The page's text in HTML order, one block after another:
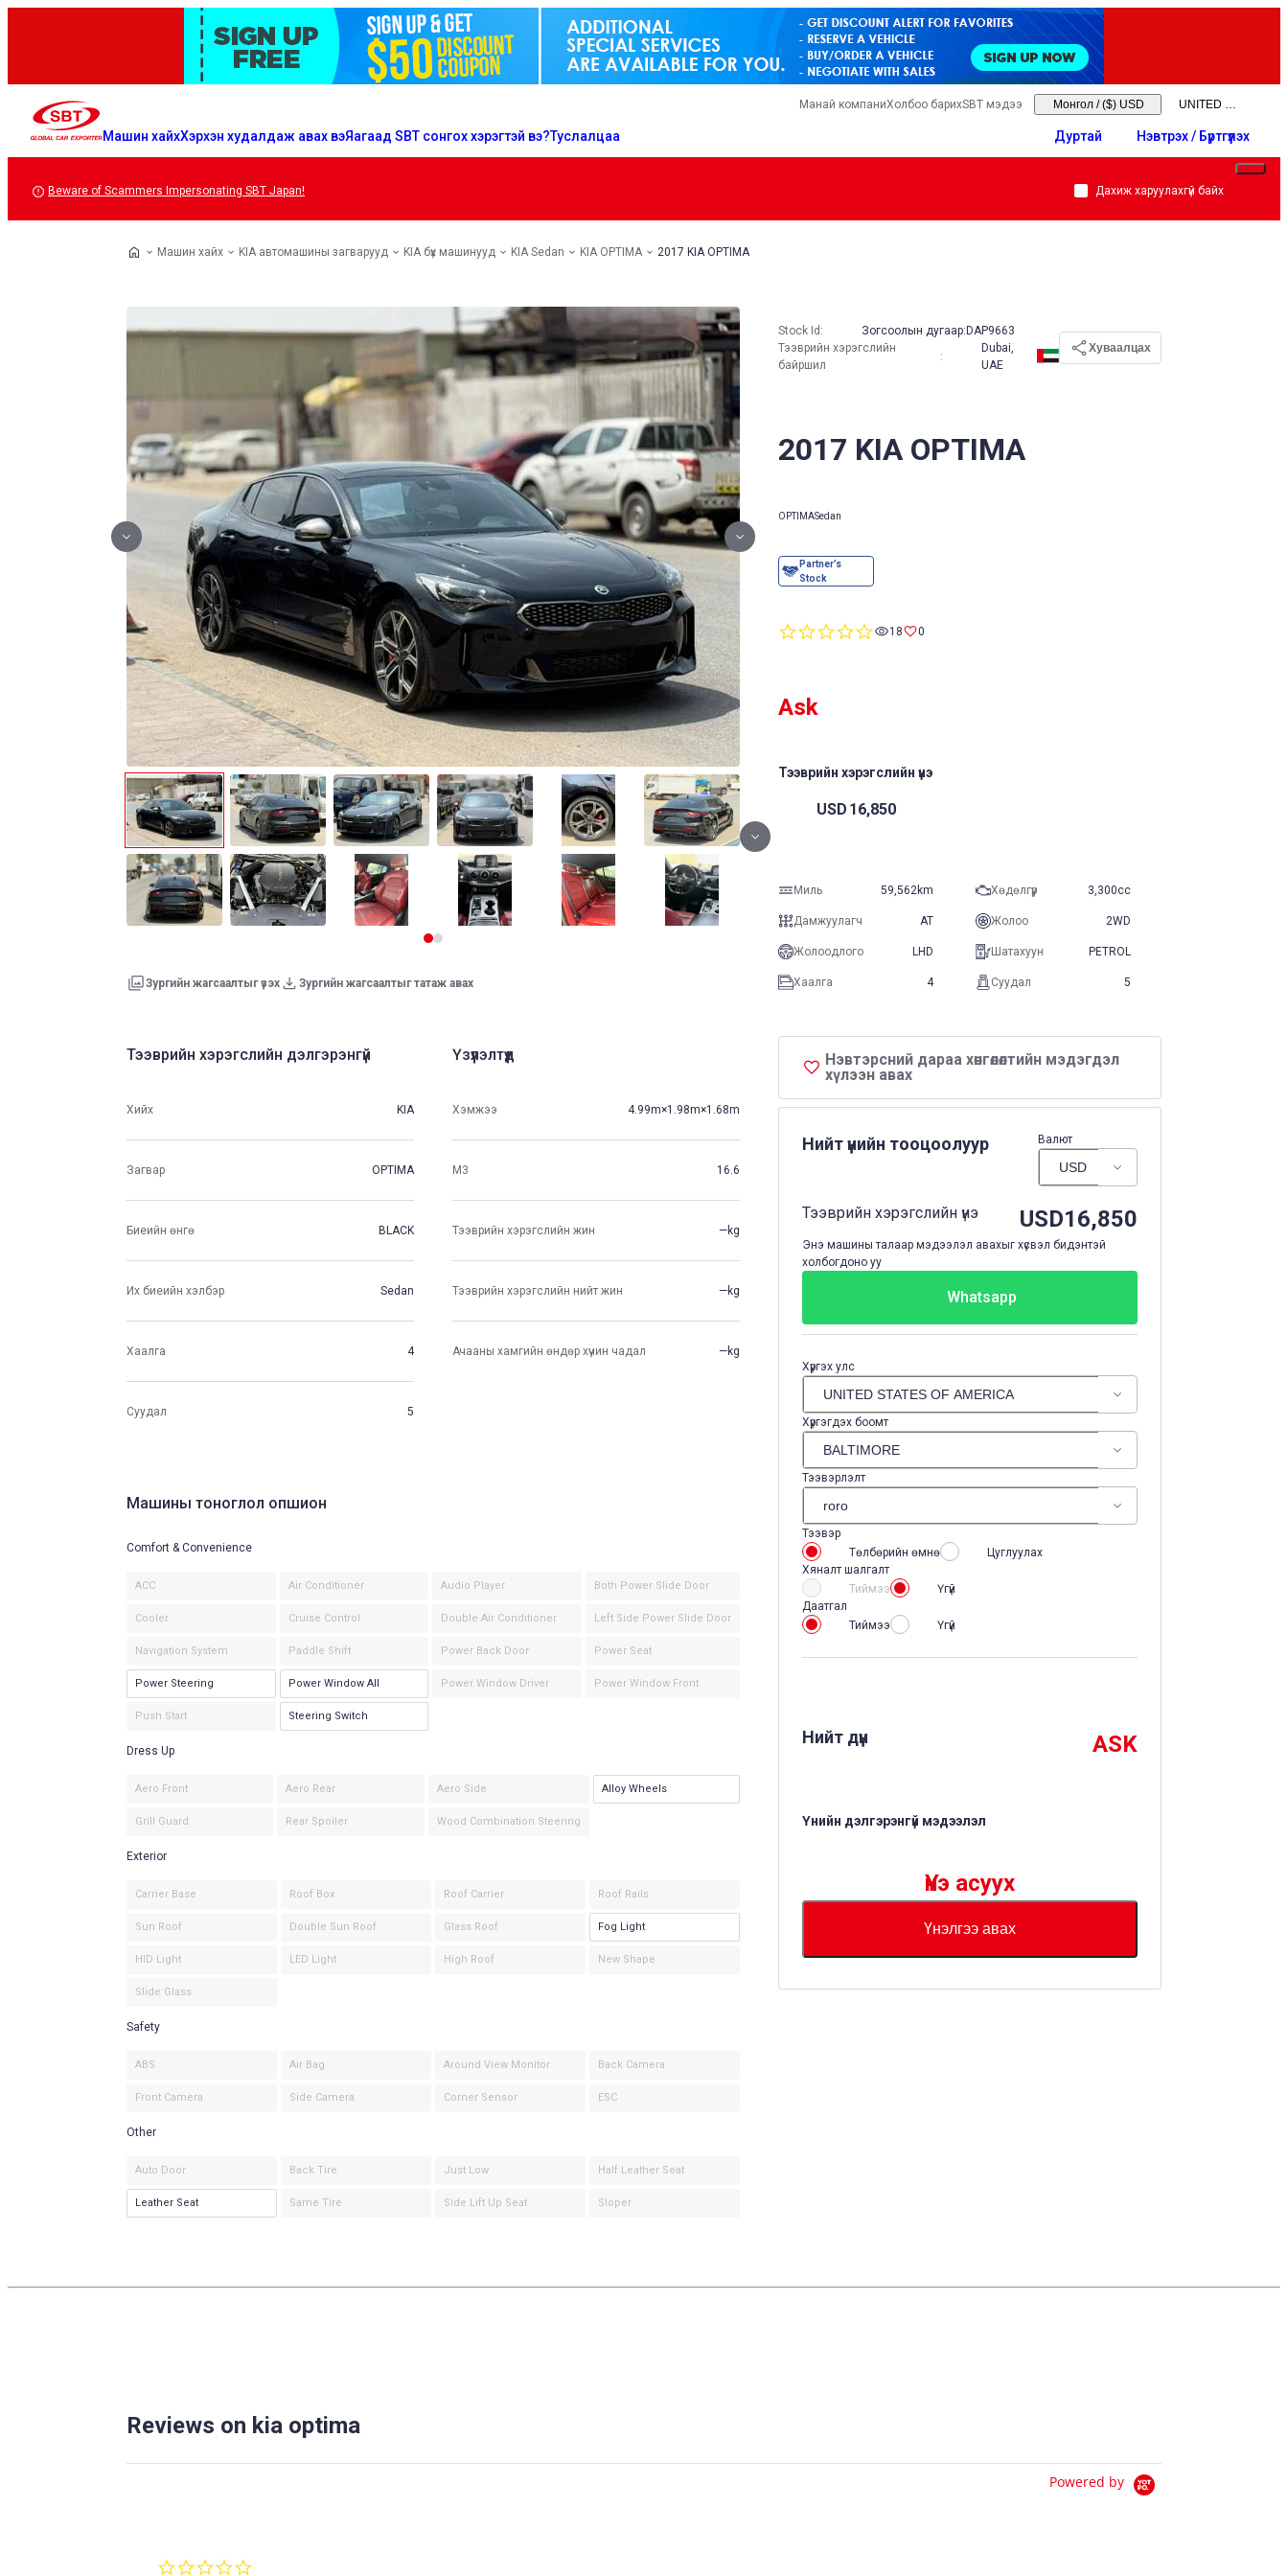
Машин хайхХэрхэн худалдаж авах вэЯагаад SBT сонгох хэрэгтэй вэ?Туслалцаа
Манай компаниХолбоо барихSBT мэдээ Монгол / ($) USD
Дуртай Нэвтрэх / Бүртгүүлэх
Beware of Scammers Impersonating SBT Japan! Дахиж харуулахгүй байх
Машин хайх KIA автомашины загварууд KIA бүх машинууд KIA Sedan KIA OPTIMA 2017 KIA OPTIMA
2017 KIA OPTIMA
OPTIMASedan
Stock Id: Зогсоолын дугаар: DAP9663
Тээврийн хэрэгслийн
байршил
:
Dubai,
UAE
Хуваалцах
Зургийн жагсаалтыг үзэх Зургийн жагсаалтыг татаж авах
0.018 0
Ask
Тээврийн хэрэгслийн үнэ
USD 16,850
Нэвтэрсний дараа хөнгөлөлтийн мэдэгдэл
хүлээн авах
Миль 59,562km Хөдөлгүүр 3,300cc
Дамжуулагч AT Жолоо 2WD
Жолоодлого LHD Шатахуун PETROL
Хаалга 4 Суудал 5
Нийт үнийн тооцоолуур Валют
Тээврийн хэрэгслийн үнэ USD16,850
Энэ машины талаар мэдээлэл авахыг хүсвэл бидэнтэй
холбогдоно уу
Whatsapp
Хүргэх улс
Хүргэгдэх боомт
Тээвэрлэлт
Тээвэр
Төлбөрийн өмнө
Цуглуулах
Хяналт шалгалт
Тиймээ
Үгүй
Даатгал
Тиймээ
Үгүй
Нийт дүн ASK
Үнийн дэлгэрэнгүй мэдээлэл
Үнэ асуух
Үнэлгээ авах
Тээврийн хэрэгслийн дэлгэрэнгүй
Хийх KIA
Загвар OPTIMA
Биеийн өнгө BLACK
Их биеийн хэлбэр Sedan
Хаалга 4
Суудал 5
Үзүүлэлтүүд
Хэмжээ 4.99m×1.98m×1.68m
М3 16.6
Тээврийн хэрэгслийн жин —kg
Тээврийн хэрэгслийн нийт жин —kg
Ачааны хамгийн өндөр хүчин чадал —kg
Машины тоноглол опшион
Comfort & Convenience
ACC Air Conditioner Audio Player Both Power Slide Door
Cooler Cruise Control Double Air Conditioner Left Side Power Slide Door
Navigation System Paddle Shift Power Back Door Power Seat
Power Steering Power Window All Power Window Driver Power Window Front
Push Start Steering Switch
Dress Up
Aero Front Aero Rear Aero Side Alloy Wheels
Grill Guard Rear Spoiler Wood Combination Steering
Exterior
Carrier Base Roof Box Roof Carrier Roof Rails
Sun Roof Double Sun Roof Glass Roof Fog Light
HID Light LED Light High Roof New Shape
Slide Glass
Safety
ABS Air Bag Around View Monitor Back Camera
Front Camera Side Camera Corner Sensor ESC
Other
Auto Door Back Tire Just Low Half Leather Seat
Leather Seat Same Tire Side Lift Up Seat Sloper
Reviews on kia optima
Powered by